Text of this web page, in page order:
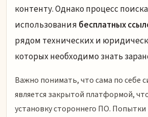
контенту. Однако процесс
использования бесплатных
рядом технических и
которых необходимо знать
Важно понимать, что сама по себе
является закрытой платформой,
установку стороннего ПО.